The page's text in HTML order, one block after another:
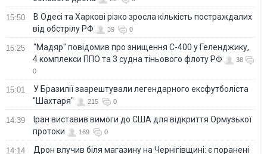
15:50
В Одесі та Харкові різко зросла кількість постраждалих
від обстрілу РФ
39 0
15:25
"Мадяр" повідомив про знищення С-400 у Геленджику,
4 комплекси ППО та 3 судна тіньового флоту РФ
38
0
15:01
У Бразилії заарештували легендарного ексфутболіста
"Шахтаря"
215 0
14:39
Іран виставив вимоги до США для відкриття Ормузької
протоки
169 0
14:14 Дрон влучив біля магазину на Чернігівщині: є поранені